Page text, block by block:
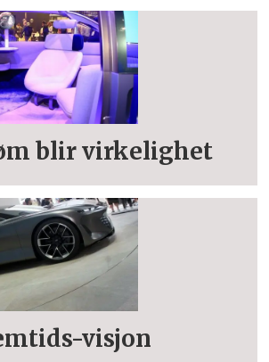
blir virkelighet
visjon